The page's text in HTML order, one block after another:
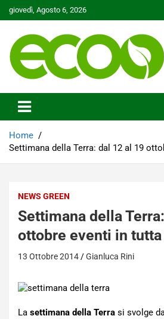
Skip
to
giovedì, Agosto 6, 2026
Ecoo.it
Home
Settimana della Terra: dal 12 al 19
NEWS GREEN
Settimana della
ottobre eventi in
13 Ottobre 2014 Gianluca Rini
La settimana della Terra si svolge